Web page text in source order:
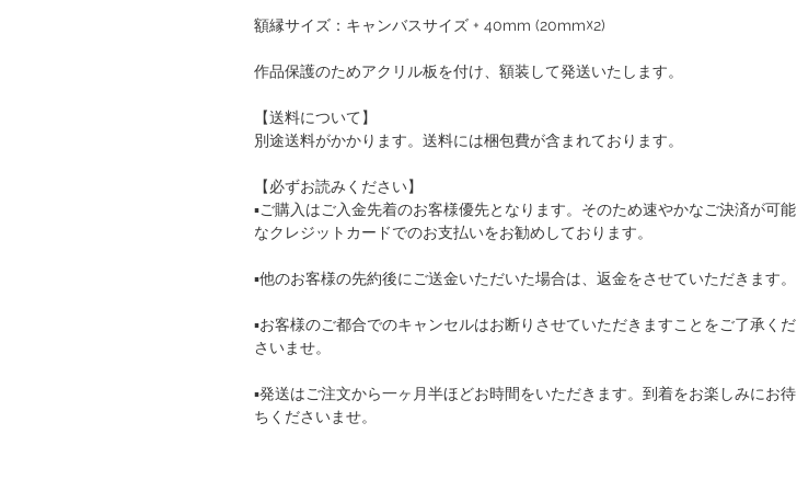
額縁サイズ：キャンバスサイズ + 40mm (20mm☓2)
作品保護のためアクリル板を付け、額装して発送いたします。
【送料について】
別途送料がかかります。送料には梱包費が含まれております。
【必ずお読みください】
▪️ご購入はご入金先着のお客様優先となります。そのため速やかなご決済が可能
なクレジットカードでのお支払いをお勧めしております。
▪️他のお客様の先約後にご送金いただいた場合は、返金をさせていただきます。
▪️お客様のご都合でのキャンセルはお断りさせていただきますことをご了承くだ
さいませ。
▪️発送はご注文から一ヶ月半ほどお時間をいただきます。到着をお楽しみにお待
ちくださいませ。